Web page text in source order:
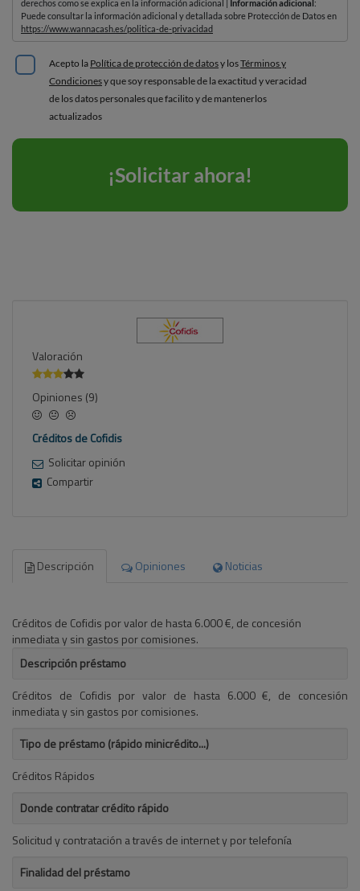
Valoración
Opiniones (9)
Créditos de Cofidis
Solicitar opinión
Compartir
Descripción Opiniones Noticias
Créditos de Cofidis por valor de hasta 6.000 €, de concesión
inmediata y sin gastos por comisiones.
Descripción préstamo
Créditos de Cofidis por valor de hasta 6.000 €, de concesión
inmediata y sin gastos por comisiones.
Tipo de préstamo (rápido minicrédito...)
Créditos Rápidos
Donde contratar crédito rápido
Solicitud y contratación a través de internet y por telefonía
Finalidad del préstamo